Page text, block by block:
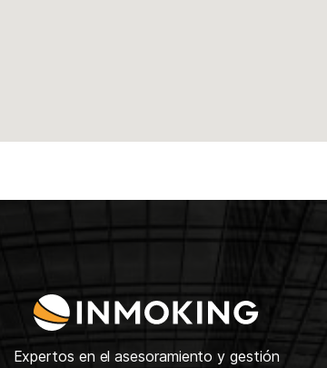
Expertos en el asesoramiento y gestión